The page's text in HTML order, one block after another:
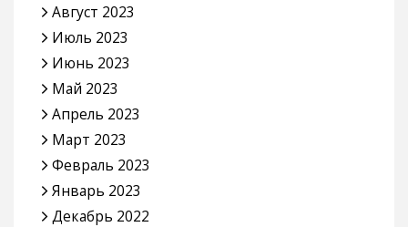
Август 2023
Июль 2023
Июнь 2023
Май 2023
Апрель 2023
Март 2023
Февраль 2023
Январь 2023
Декабрь 2022